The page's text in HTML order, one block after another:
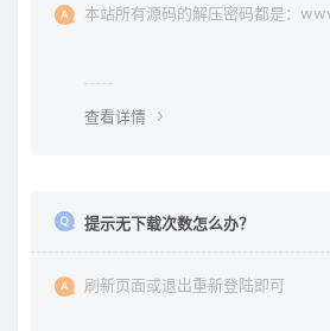
本站所有源码的解压密码都是：
查看详情
提示无下载次数怎么办？
刷新页面或退出重新登陆即可